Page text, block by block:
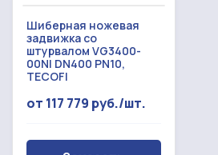
Шиберная ножевая
задвижка со
штурвалом VG3400-
00NI DN400 PN10,
TECOFI
от 117 779 руб./шт.